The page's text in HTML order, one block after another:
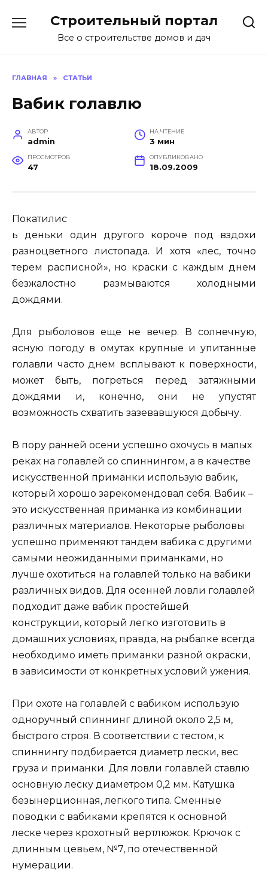
содержанию
Строительный портал
Все о строительстве домов и дач
ГЛАВНАЯ » СТАТЬИ
Вабик голавлю
АВТОР
admin
НА ЧТЕНИЕ
3 мин
ПРОСМОТРОВ
47
ОПУБЛИКОВАНО
18.09.2009
Покатилис
ь деньки один другого короче под вздохи
разноцветного листопада. И хотя «лес, точно
терем расписной», но краски с каждым днем
безжалостно размываются холодными
дождями.
Для рыболовов еще не вечер. В солнечную,
ясную погоду в омутах крупные и упитанные
голавли часто днем всплывают к поверхности,
может быть, погреться перед затяжными
дождями и, конечно, они не упустят
возможность схватить зазевавшуюся добычу.
В пору ранней осени успешно охочусь в малых
реках на голавлей со спиннингом, а в качестве
искусственной приманки использую вабик,
который хорошо зарекомендовал себя. Вабик –
это искусственная приманка из комбинации
различных материалов. Некоторые рыболовы
успешно применяют тандем вабика с другими
самыми неожиданными приманками, но
лучше охотиться на голавлей только на вабики
различных видов. Для осенней ловли голавлей
подходит даже вабик простейшей
конструкции, который легко изготовить в
домашних условиях, правда, на рыбалке всегда
необходимо иметь приманки разной окраски,
в зависимости от конкретных условий ужения.
При охоте на голавлей с вабиком использую
одноручный спиннинг длиной около 2,5 м,
быстрого строя. В соответствии с тестом, к
спиннингу подбирается диаметр лески, вес
груза и приманки. Для ловли голавлей ставлю
основную леску диаметром 0,2 мм. Катушка
безынерционная, легкого типа. Сменные
поводки с вабиками крепятся к основной
леске через крохотный вертлюжок. Крючок с
длинным цевьем, №7, по отечественной
нумерации.